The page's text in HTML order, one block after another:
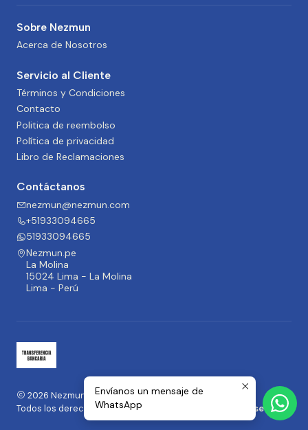
Sobre Nezmun
Acerca de Nosotros
Servicio al Cliente
Términos y Condiciones
Contacto
Politica de reembolso
Política de privacidad
Libro de Reclamaciones
Contáctanos
nezmun@nezmun.com
+51933094665
51933094665
Nezmun.pe
La Molina
15024 Lima - La Molina
Lima - Perú
2026 Nezmun.pe | Moda y Accesorios.
Todos los derechos reservados.
Desarrollado por Jumpseller.
Envíanos un mensaje de
WhatsApp